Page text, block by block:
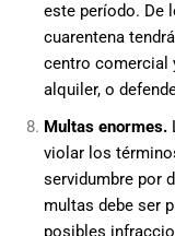
este período. De
cuarentena
centro comercial
alquiler, o
Multas enormes.
violar los
servidumbre por
multas debe ser